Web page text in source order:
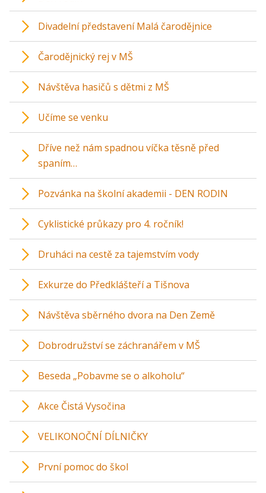
Divadelní představení Malá čarodějnice
Čarodějnický rej v MŠ
Návštěva hasičů s dětmi z MŠ
Učíme se venku
Dříve než nám spadnou víčka těsně před
spaním…
Pozvánka na školní akademii - DEN RODIN
Cyklistické průkazy pro 4. ročník!
Druháci na cestě za tajemstvím vody
Exkurze do Předklášteří a Tišnova
Návštěva sběrného dvora na Den Země
Dobrodružství se záchranářem v MŠ
Beseda „Pobavme se o alkoholu“
Akce Čistá Vysočina
VELIKONOČNÍ DÍLNIČKY
První pomoc do škol